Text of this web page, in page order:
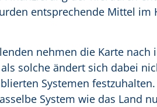
entsprechende Mittel
nehmen die Karte
solche ändert sich dabei
Systemen
System wie das Land